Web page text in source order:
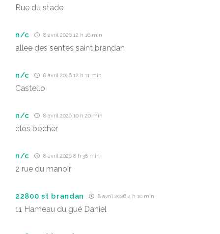
Rue du stade
n/c 8 avril 2026 12 h 16 min
allee des sentes saint brandan
n/c 8 avril 2026 12 h 11 min
Castello
n/c 8 avril 2026 10 h 20 min
clos bocher
n/c 8 avril 2026 8 h 38 min
2 rue du manoir
22800 st brandan 8 avril 2026 4 h 10 min
11 Hameau du gué Daniel